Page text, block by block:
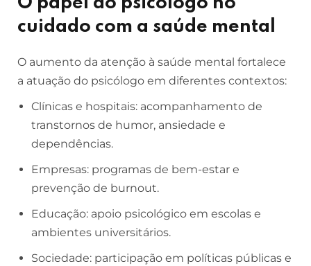
cuidado com a saúde mental
O aumento da atenção à saúde mental fortalece
a atuação do psicólogo em diferentes contextos:
Clínicas e hospitais: acompanhamento de
transtornos de humor, ansiedade e
dependências.
Empresas: programas de bem-estar e
prevenção de burnout.
Educação: apoio psicológico em escolas e
ambientes universitários.
Sociedade: participação em políticas públicas e